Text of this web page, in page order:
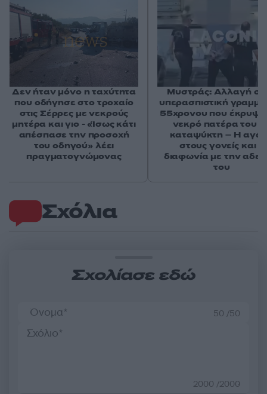
Σχόλια
Σχολίασε εδώ
50 /50
2000 /2000
Δεν ήταν μόνο η ταχύτητα
που οδήγησε στο τροχαίο
στις Σέρρες με νεκρούς
μητέρα και γιο - «Ίσως κάτι
απέσπασε την προσοχή
του οδηγού» λέει
πραγματογνώμονας
Μυστράς: Αλλαγή
υπερασπιστική
55χρονου που έκρυψε
νεκρό πατέρα του
καταψύκτη – Η
στους γονείς και η
διαφωνία με την
του